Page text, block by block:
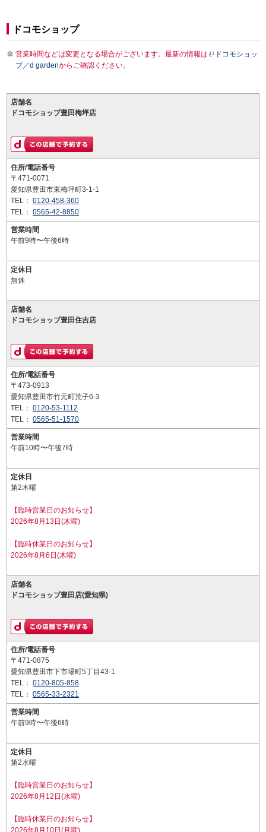
ドコモショップ
営業時間などは変更となる場合がございます。最新の情報は
ドコモショッ
プ／d gardenからご確認ください。
店舗名
ドコモショップ豊田梅坪店
住所/電話番号
〒471-0071
愛知県豊田市東梅坪町3-1-1
TEL： 0120-458-360
TEL： 0565-42-8850
営業時間
午前9時〜午後6時
定休日
無休
店舗名
ドコモショップ豊田住吉店
住所/電話番号
〒473-0913
愛知県豊田市竹元町荒子6-3
TEL： 0120-53-1112
TEL： 0565-51-1570
営業時間
午前10時〜午後7時
定休日
第2木曜
【臨時営業日のお知らせ】
2026年8月13日(木曜)
【臨時休業日のお知らせ】
2026年8月6日(木曜)
店舗名
ドコモショップ豊田店(愛知県)
住所/電話番号
〒471-0875
愛知県豊田市下市場町5丁目43-1
TEL： 0120-805-858
TEL： 0565-33-2321
営業時間
午前9時〜午後6時
定休日
第2水曜
【臨時営業日のお知らせ】
2026年8月12日(水曜)
【臨時休業日のお知らせ】
2026年8月10日(月曜)